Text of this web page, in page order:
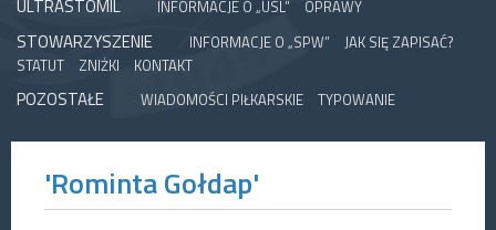
ULTRASTOMIL INFORMACJE O „USL” OPRAWY
STOWARZYSZENIE INFORMACJE O „SPW”
JAK SIĘ ZAPISAĆ?
STATUT
ZNIŻKI KONTAKT
POZOSTAŁE WIADOMOŚCI PIŁKARSKIE TYPOWANIE
'Rominta Gołdap'